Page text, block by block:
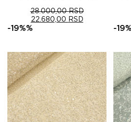
28.000,00RSD
ОРИГИНАЛНА
ЦЕНА
28.000,00 RSD.
22.680,00 RSDТРЕНУТНА
-19%% -